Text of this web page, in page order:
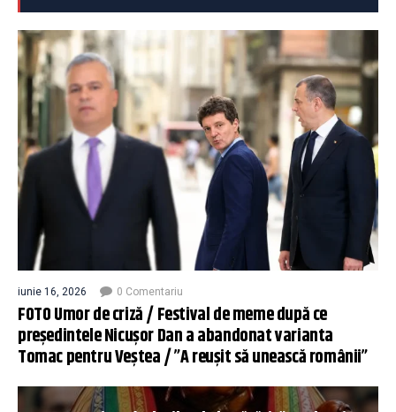
iunie 16, 2026 0 Comentariu
FOTO Umor de criză / Festival de meme după ce
președintele Nicușor Dan a abandonat varianta
Tomac pentru Veștea / ”A reușit să unească românii”